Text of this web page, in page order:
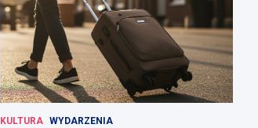
KULTURA WYDARZENIA